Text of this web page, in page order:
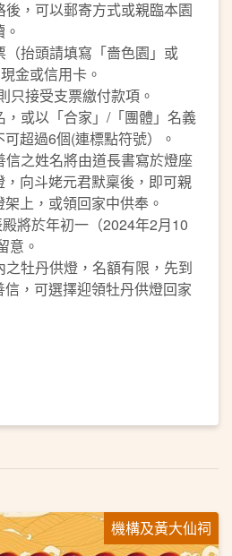
，可以郵寄方式或親臨本園
抬頭請填寫「嗇色園」或
金或信用卡。
只接受支票繳付款項。
或以「合家」/「團體」名義
超過6個(連標點符號）。
之姓名將由道長書寫於燈座
，向斗姥元君默稟後，即可親
上，或領回家中供奉。
將於年初一（2024年2月10
意。
牡丹供燈，名額有限，先到
，可選擇迎領牡丹供燈回家
機構及黃大仙祠